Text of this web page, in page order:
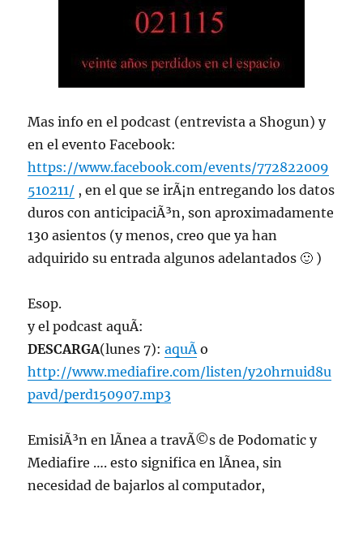
Mas info en el podcast (entrevista a Shogun) y
en el evento Facebook:
https://www.facebook.com/events/772822009
510211/ , en el que se irÃ¡n entregando los datos
duros con anticipaciÃ³n, son aproximadamente
130 asientos (y menos, creo que ya han
adquirido su entrada algunos adelantados 🙂 )
Esop.
y el podcast aquÃ­:
DESCARGA(lunes 7):aquÃ­o
http://www.mediafire.com/listen/y20hrnuid8u
pavd/perd150907.mp3
EmisiÃ³n en lÃ­nea a travÃ©s de Podomatic y
Mediafire …. esto significa en lÃ­nea, sin
necesidad de bajarlos al computador,